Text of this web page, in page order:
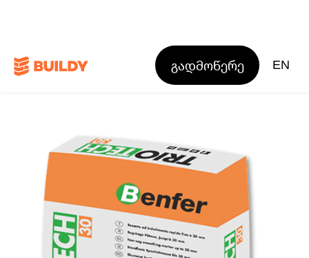
გადმოწერე EN